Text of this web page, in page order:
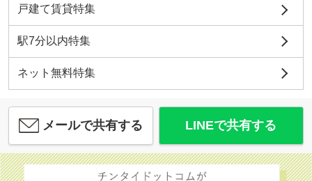
戸建て賃貸特集
駅7分以内特集
ネット無料特集
メールで共有する LINEで共有する